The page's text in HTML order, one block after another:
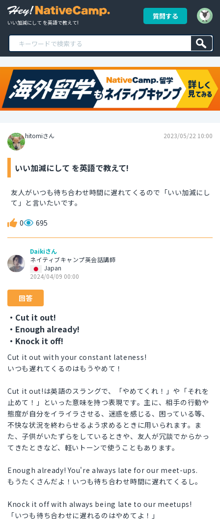
いい加減にして を英語で教えて!
質問する
hitomiさん 2023/05/22 10:00
いい加減にして を英語で教えて!
友人がいつも待ち合わせ時間に遅れてくるので「いい加減にし
て」と言いたいです。
0 695
Daikiさん
ネイティブキャンプ英会話講師
Japan
2024/04/09 00:00
回答
・Cut it out!
・Enough already!
・Knock it off!
Cut it out with your constant lateness!
いつも遅れてくるのはもうやめて！
Cut it out!は英語のスラングで、「やめてくれ！」や「それを
止めて！」といった意味を持つ表現です。主に、相手の行動や
態度が自分をイライラさせる、迷惑を感じる、困っている等、
不快な状況を終わらせるよう求めるときに用いられます。ま
た、子供がいたずらをしているときや、友人が冗談でからかっ
てきたときなど、軽いトーンで使うこともあります。
Enough already! You're always late for our meet-ups.
もうたくさんだよ！いつも待ち合わせ時間に遅れてくるし。
Knock it off with always being late to our meetups!
「いつも待ち合わせに遅れるのはやめてよ！」